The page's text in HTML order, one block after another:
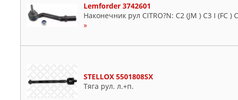
Lemforder 3742601
Наконечник рул CITRO?N: C2 (JM ) C3 I (FC )
»
STELLOX 5501808SX
Тяга рул. л.+п.